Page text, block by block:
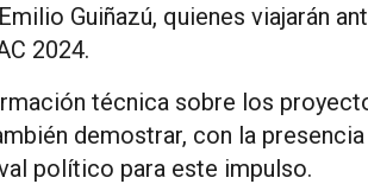
Guiñazú, quienes viajarán
2024.
técnica sobre los
demostrar, con la
político para este impulso.